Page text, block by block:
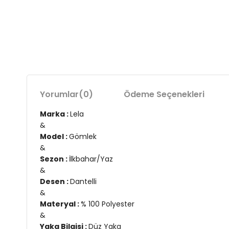
Yorumlar(0) Ödeme Seçenekleri
Marka :Lela
&
Model :Gömlek
&
Sezon : İlkbahar/Yaz
&
Desen :Dantelli
&
Materyal :% 100 Polyester
&
Yaka Bilgisi :Düz Yaka